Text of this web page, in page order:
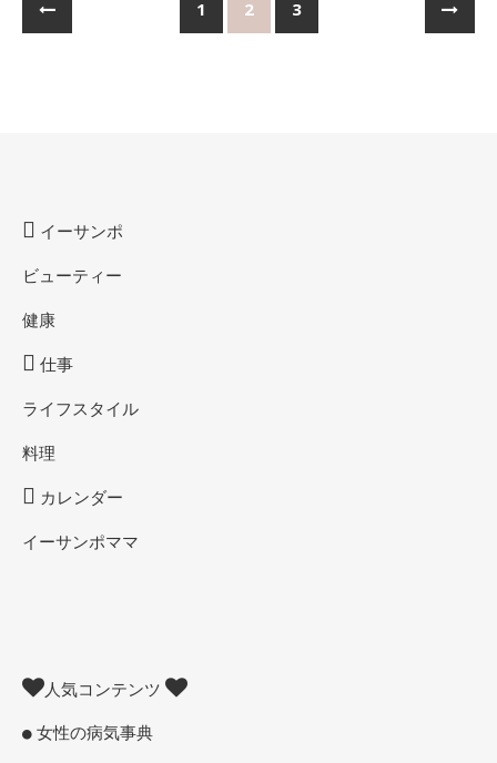
1 2 3
イーサンポ
ビューティー
健康
仕事
ライフスタイル
料理
カレンダー
イーサンポママ
人気コンテンツ
女性の病気事典